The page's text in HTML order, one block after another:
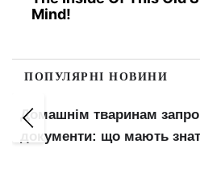
Mind!
ПОПУЛЯРНІ НОВИНИ
Оренда в Києві: на
не здають навіть